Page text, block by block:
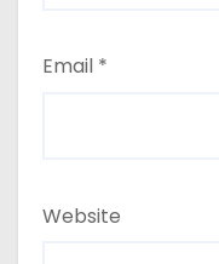
Email *
Website